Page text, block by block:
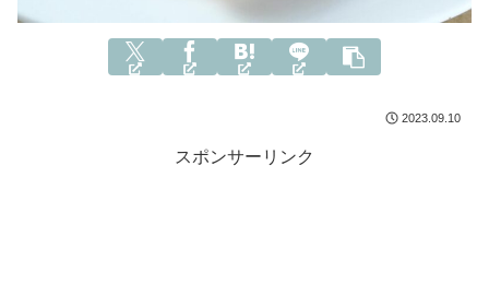
2023.09.10
スポンサーリンク